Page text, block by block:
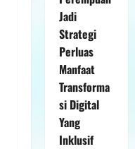
Jadi
Strategi
Perluas
Manfaat
Transforma
si Digital
Yang
Inklusif